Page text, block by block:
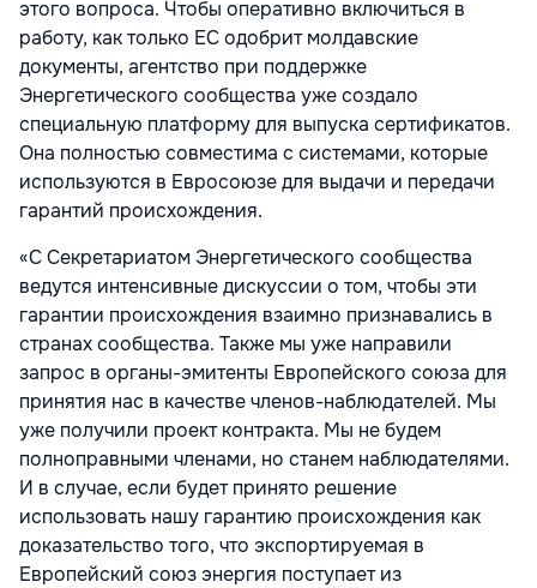
этого вопроса. Чтобы оперативно включиться в
работу, как только ЕС одобрит молдавские
документы, агентство при поддержке
Энергетического сообщества уже создало
специальную платформу для выпуска сертификатов.
Она полностью совместима с системами, которые
используются в Евросоюзе для выдачи и передачи
гарантий происхождения.
«С Секретариатом Энергетического сообщества
ведутся интенсивные дискуссии о том, чтобы эти
гарантии происхождения взаимно признавались в
странах сообщества. Также мы уже направили
запрос в органы-эмитенты Европейского союза для
принятия нас в качестве членов-наблюдателей. Мы
уже получили проект контракта. Мы не будем
полноправными членами, но станем наблюдателями.
И в случае, если будет принято решение
использовать нашу гарантию происхождения как
доказательство того, что экспортируемая в
Европейский союз энергия поступает из